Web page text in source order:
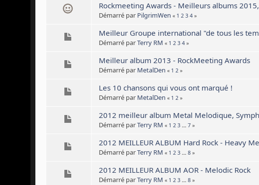
Rockmeeting Awards - Meilleurs albums
Démarré par PilgrimWen « 1 2 3 4»
Meilleur Groupe international "de tous les
Démarré parTerry RM « 1 2 3 4»
Meilleur album 2013 - RockMeeting Awards
Démarré par MetalDen « 1 2»
Les 10 chansons qui vous ont marqué !
Démarré par MetalDen « 1 2»
2012 meilleur album Metal Melodique,
Démarré parTerry RM « 1 2 3 ... 7»
2012 MEILLEUR ALBUM Hard Rock - Heavy
Démarré parTerry RM « 1 2 3 ... 8»
2012 MEILLEUR ALBUM AOR - Melodic Rock
Démarré parTerry RM « 1 2 3 ... 8»